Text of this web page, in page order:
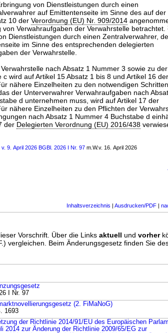
von Dienstleistungen durch einen
auf Emittentenseite im Sinne des auf der
10 der Verordnung (EU) Nr. 909/2014
Verwahraufgaben der Verwahrstelle betrachtet.
Dienstleistungen durch einen Zentralverwahrer,
im Sinne des entsprechenden delegierten
der Verwahrstelle.
nach Absatz 1 Nummer 3 sowie zu der
wird auf Artikel 15 Absatz 1 bis 8 und Artikel 16 der
nähere Einzelheiten zu den notwendigen
der Unterverwahrer Verwahraufgaben nach
d unternehmen muss, wird auf Artikel 17 der
nähere Einzelheiten zu den Pflichten der
nach Absatz 1 Nummer 4 Buchstabe d
der Delegierten Verordnung (EU) 2016/438
9. April 2026 BGBl. 2026 I Nr. 97 m.W.v. 16. April 2026
Inhaltsverzeichnis | Ausdrucken/PDF |
Vorschrift. Über die Links aktuell und vorher
vergleichen. Beim Änderungsgesetz finden Sie
I Nr. 97
(2. FiMaNoG)
1693
der Richtlinie 2014/91/EU des Europäischen
2014 zur Änderung der Richtlinie 2009/65/EG zur